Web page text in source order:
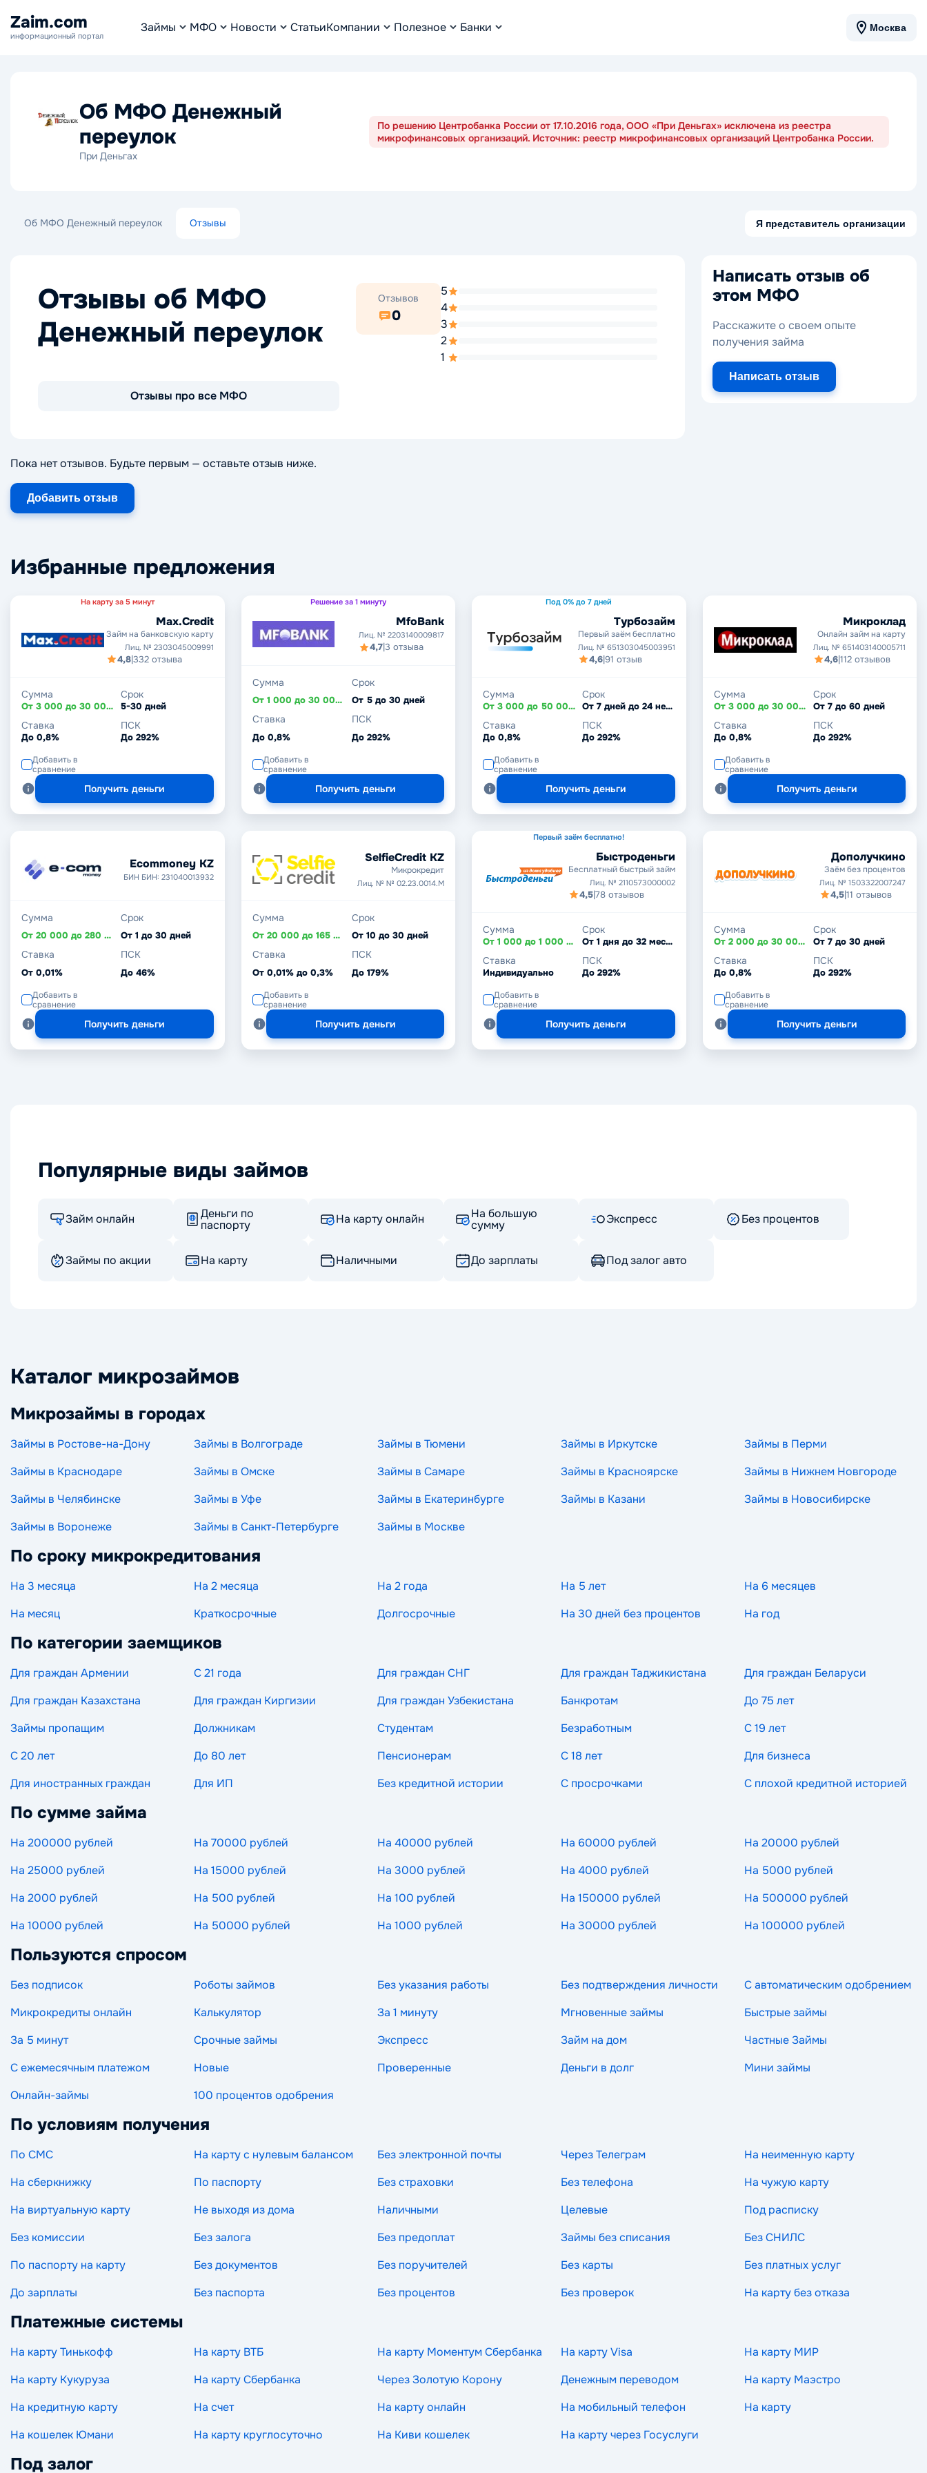
Zaim.com
информационный портал
Займы МФО Новости СтатьиКомпании Полезное Банки Москва
Об МФО Денежный
переулок
При Деньгах
По решению Центробанка России от 17.10.2016 года, ООО «При Деньгах» исключена из реестра
микрофинансовых организаций. Источник: реестр микрофинансовых организаций Центробанка России.
Об МФО Денежный переулок Отзывы Я представитель организации
Отзывы об МФО
Денежный переулок
Отзывы про все МФО
Отзывов
0
5
4
3
2
1
Пока нет отзывов. Будьте первым — оставьте отзыв ниже.
Добавить отзыв
Написать отзыв об
этом МФО
Расскажите о своем опыте
получения займа
Написать отзыв
Избранные предложения
На карту за 5 минут
Max.Credit
Займ на банковскую карту
Лиц. № 2303045009991
4,8|332 отзыва
Сумма
От 3 000 до 30 000 ₽
Срок
5-30 дней
Ставка
До 0,8%
ПСК
До 292%
Добавить в
сравнение
Получить деньги
Решение за 1 минуту
MfoBank
Лиц. № 2203140009817
4,7|3 отзыва
Сумма
От 1 000 до 30 000 ₽
Срок
От 5 до 30 дней
Ставка
До 0,8%
ПСК
До 292%
Добавить в
сравнение
Получить деньги
Под 0% до 7 дней
Турбозайм
Первый заём бесплатно
Лиц. № 651303045003951
4,6|91 отзыв
Сумма
От 3 000 до 50 000 ₽
Срок
От 7 дней до 24 недель
Ставка
До 0,8%
ПСК
До 292%
Добавить в
сравнение
Получить деньги
Микроклад
Онлайн займ на карту
Лиц. № 651403140005711
4,6|112 отзывов
Сумма
От 3 000 до 30 000 ₽
Срок
От 7 до 60 дней
Ставка
До 0,8%
ПСК
До 292%
Добавить в
сравнение
Получить деньги
Ecommoney KZ
БИН БИН: 231040013932
Сумма
От 20 000 до 280 000 ₸
Срок
От 1 до 30 дней
Ставка
От 0,01%
ПСК
До 46%
Добавить в
сравнение
Получить деньги
SelfieCredit KZ
Микрокредит
Лиц. № № 02.23.0014.М
Сумма
От 20 000 до 165 000 ₸
Срок
От 10 до 30 дней
Ставка
От 0,01% до 0,3%
ПСК
До 179%
Добавить в
сравнение
Получить деньги
Первый заём бесплатно!
Быстроденьги
Бесплатный быстрый займ
Лиц. № 2110573000002
4,5|78 отзывов
Сумма
От 1 000 до 1 000 000 ₽
Срок
От 1 дня до 32 месяцев
Ставка
Индивидуально
ПСК
До 292%
Добавить в
сравнение
Получить деньги
Дополучкино
Заём без процентов
Лиц. № 1503322007247
4,5|11 отзывов
Сумма
От 2 000 до 30 000 ₽
Срок
От 7 до 30 дней
Ставка
До 0,8%
ПСК
До 292%
Добавить в
сравнение
Получить деньги
Популярные виды займов
Займ онлайн
Деньги по
паспорту
На карту онлайн
На большую
сумму
Экспресс Без процентов
Займы по акции На карту Наличными До зарплаты Под залог авто
Каталог микрозаймов
Микрозаймы в городах
Займы в Ростове-на-Дону Займы в Волгограде Займы в Тюмени Займы в Иркутске
Займы в Перми
Займы в Краснодаре
Займы в Омске Займы в Самаре Займы в Красноярске
Займы в Нижнем Новгороде
Займы в Челябинске
Займы в Уфе Займы в Екатеринбурге Займы в Казани
Займы в Новосибирске
Займы в Воронеже
Займы в Санкт-Петербурге Займы в Москве
По сроку микрокредитования
На 3 месяца На 2 месяца На 2 года На 5 лет
На 6 месяцев
На месяц
Краткосрочные Долгосрочные На 30 дней без процентов На год
По категории заемщиков
Для граждан Армении С 21 года Для граждан СНГ Для граждан Таджикистана
Для граждан Беларуси
Для граждан Казахстана
Для граждан Киргизии Для граждан Узбекистана Банкротам
До 75 лет
Займы пропащим
Должникам Студентам Безработным
С 19 лет
С 20 лет
До 80 лет Пенсионерам С 18 лет
Для бизнеса
Для иностранных граждан
Для ИП Без кредитной истории С просрочками С плохой кредитной историей
По сумме займа
На 200000 рублей На 70000 рублей На 40000 рублей На 60000 рублей
На 20000 рублей
На 25000 рублей
На 15000 рублей На 3000 рублей На 4000 рублей
На 5000 рублей
На 2000 рублей
На 500 рублей На 100 рублей На 150000 рублей
На 500000 рублей
На 10000 рублей
На 50000 рублей На 1000 рублей На 30000 рублей На 100000 рублей
Пользуются спросом
Без подписок Роботы займов Без указания работы Без подтверждения личности
С автоматическим одобрением
Микрокредиты онлайн
Калькулятор За 1 минуту Мгновенные займы
Быстрые займы
За 5 минут
Срочные займы Экспресс Займ на дом
Частные Займы
С ежемесячным платежом
Новые Проверенные Деньги в долг
Мини займы
Онлайн-займы
100 процентов одобрения
По условиям получения
По СМС На карту с нулевым балансом Без электронной почты Через Телеграм
На неименную карту
На сберкнижку
По паспорту Без страховки Без телефона
На чужую карту
На виртуальную карту
Не выходя из дома Наличными Целевые
Под расписку
Без комиссии
Без залога Без предоплат Займы без списания
Без СНИЛС
По паспорту на карту
Без документов Без поручителей Без карты
Без платных услуг
До зарплаты
Без паспорта Без процентов Без проверок На карту без отказа
Платежные системы
На карту Тинькофф На карту ВТБ На карту Моментум Сбербанка На карту Visa
На карту МИР
На карту Кукуруза
На карту Сбербанка Через Золотую Корону Денежным переводом
На карту Маэстро
На кредитную карту
На счет На карту онлайн На мобильный телефон
На карту
На кошелек Юмани
На карту круглосуточно На Киви кошелек На карту через Госуслуги
Под залог